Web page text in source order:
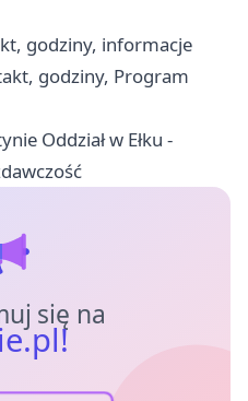
godziny, informacje
godziny, Program
Oddział w Ełku -
się na